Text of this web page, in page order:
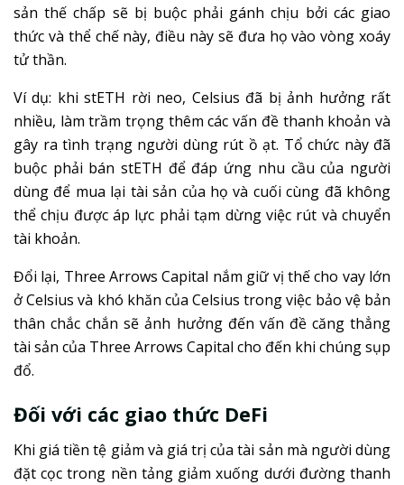
sản thế chấp sẽ bị buộc phải gánh chịu bởi các giao
thức và thể chế này, điều này sẽ đưa họ vào vòng xoáy
tử thần.
Ví dụ: khi stETH rời neo, Celsius đã bị ảnh hưởng rất
nhiều, làm trầm trọng thêm các vấn đề thanh khoản và
gây ra tình trạng người dùng rút ồ ạt. Tổ chức này đã
buộc phải bán stETH để đáp ứng nhu cầu của người
dùng để mua lại tài sản của họ và cuối cùng đã không
thể chịu được áp lực phải tạm dừng việc rút và chuyển
tài khoản.
Đổi lại, Three Arrows Capital nắm giữ vị thế cho vay lớn
ở Celsius và khó khăn của Celsius trong việc bảo vệ bản
thân chắc chắn sẽ ảnh hưởng đến vấn đề căng thẳng
tài sản của Three Arrows Capital cho đến khi chúng sụp
đổ.
Đối với các giao thức DeFi
Khi giá tiền tệ giảm và giá trị của tài sản mà người dùng
đặt cọc trong nền tảng giảm xuống dưới đường thanh